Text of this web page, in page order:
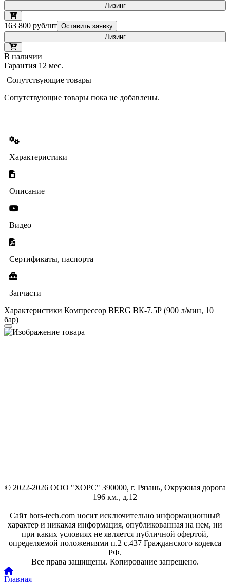
Лизинг
163 800 руб/шт Оставить заявку
Лизинг
В наличии
Гарантия 12 мес.
Сопутствующие товары
Сопутствующие товары пока не добавлены.
Характеристики
Описание
Видео
Сертификаты, паспорта
Запчасти
Характеристики Компрессор BERG ВК-7.5Р (900 л/мин, 10
бар)
© 2022-2026 ООО "ХОРС" 390000, г. Рязань, Окружная дорога
196 км., д.12
Сайт hors-tech.com носит исключительно информационный
характер и никакая информация, опубликованная на нем, ни
при каких условиях не является публичной офертой,
определяемой положениями п.2 с.437 Гражданского кодекса
РФ.
Все права защищены. Копирование запрещено.
Главная